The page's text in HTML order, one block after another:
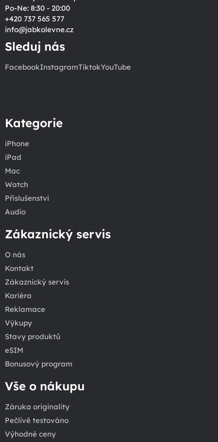
Po-Ne: 8:30 - 20:00
+420 737 565 577
info@jabkolevne.cz
Sleduj nás
FacebookInstagramTiktokYouTube
Kategorie
iPhone
iPad
Mac
Watch
Příslušenství
Audio
Zákaznický servis
O nás
Kontakt
Zákaznický servis
Kariéra
Reklamace
Výkupy
Stavy produktů
eSIM
Bonusový program
Vše o nákupu
Záruka originality
Pečlivě testováno
Výhodné ceny